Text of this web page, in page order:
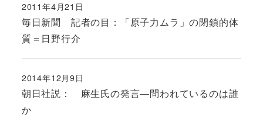
毎日新聞 記者の目：「原子力ムラ」の閉鎖的体
質＝日野行介
投稿日
2011年4月21日
朝日社説： 麻生氏の発言―問われているのは誰
か
投稿日
2014年12月9日